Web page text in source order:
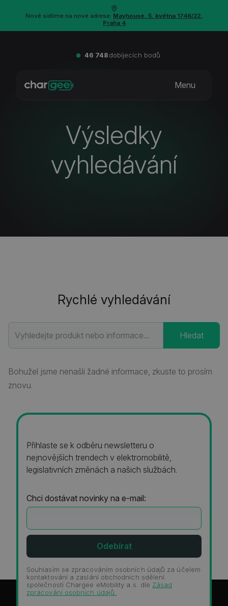
Nově sídlíme na nové adrese: Mayhouse, 5. května 1746/22,
Praha 4
46 748 dobíjecích bodů
Menu
Výsledky
vyhledávání
Rychlé vyhledávání
Bohužel jsme nenašli žadné informace, zkuste to prosím
znovu.
Přihlaste se k odběru newsletteru o
nejnovějších trendech v elektromobilitě,
legislativních změnách a našich službách.
Chci dostávat novinky na e-mail:
Souhlasím se zpracováním osobních údajů za účelem
kontaktování a zaslání obchodních sdělení
společností Chargee eMobility a.s. dle Zásad
zpracování osobních údajů.